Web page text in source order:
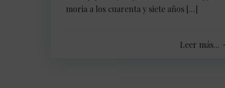
moria a los cuarenta y siete años […]
Leer más...